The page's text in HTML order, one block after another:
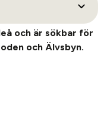
och är sökbar för
och Älvsbyn.